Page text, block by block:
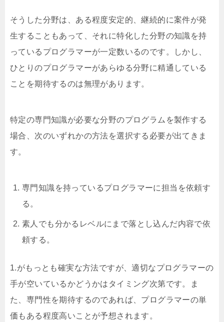
そうした分野は、ある程度安定的、継続的に案件が発
生することもあって、それに特化した分野の知識を持
っているプログラマーが一定数いるのです。しかし、
ひとりのプログラマーがあらゆる分野に精通している
ことを期待するのは無理があります。
特定の専門知識が必要な分野のプログラムを製作する
場合、次のいずれかの方法を選択する必要が出てきま
す。
専門知識を持っているプログラマーに担当を依頼す
る。
素人でも分かるレベルにまで落とし込んだ内容で依
頼する。
1.がもっとも確実な方法ですが、適切なプログラマーの
手が空いているかどうかはタイミング次第です。ま
た、専門性を期待するのであれば、プログラマーの単
価もある程度高いことが予想されます。